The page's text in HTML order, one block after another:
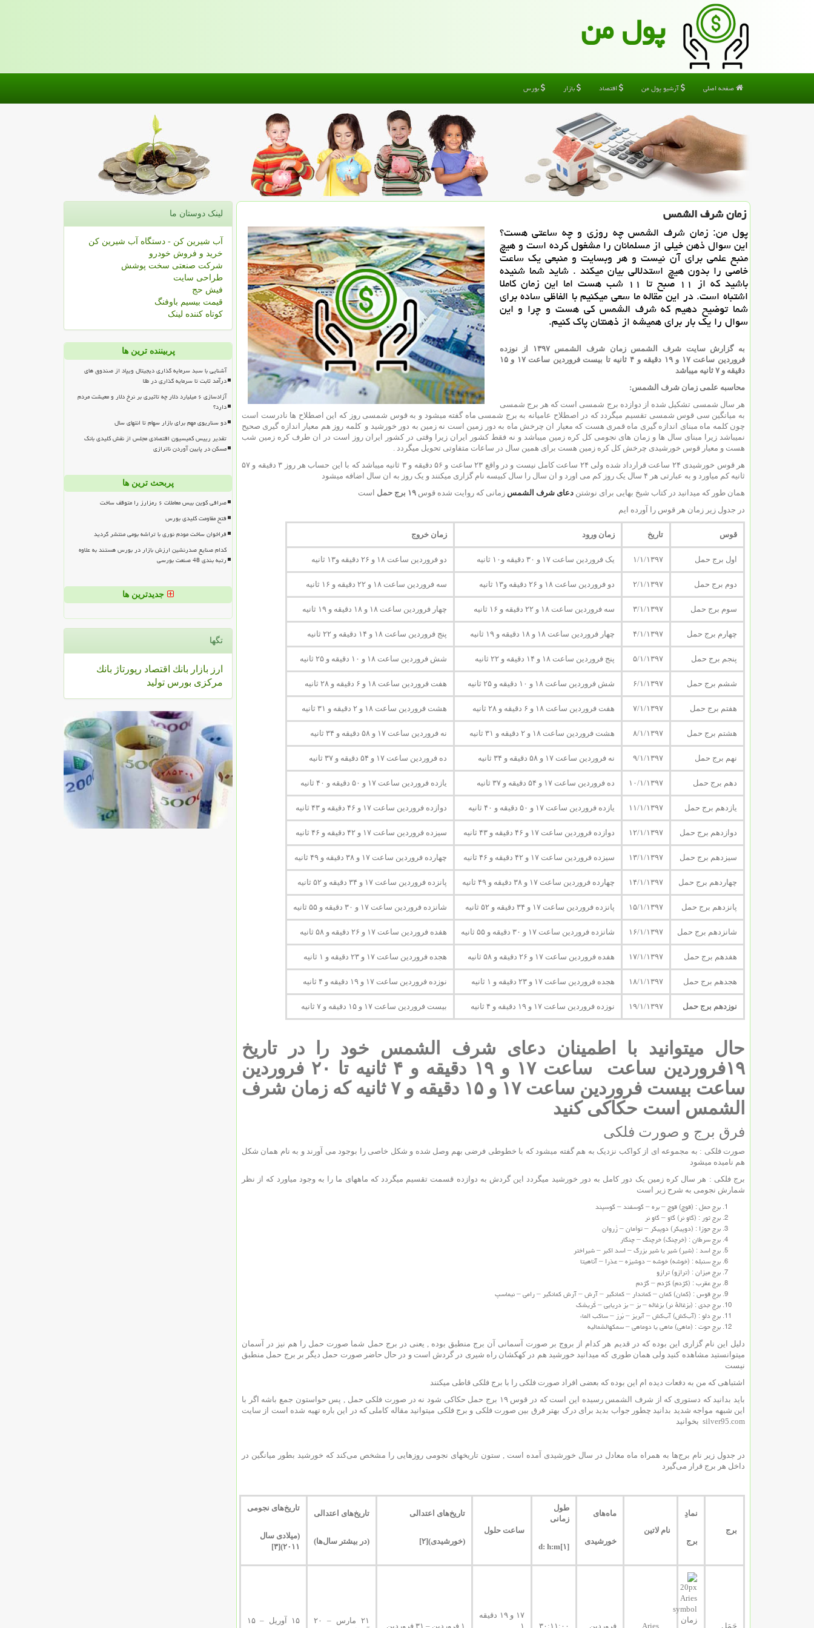
پول من
صفحه اصلی آرشیو پول من اقتصاد بازار بورس
زمان شرف الشمس
پول من: زمان شرف الشمس چه روزی و چه ساعتی هست؟
این سوال ذهن خیلی از مسلمانان را مشغول كرده است و هیچ
منبع علمی برای آن نیست و هر وبسایت و منبعی یك ساعت
خاصی را بدون هیچ استدلالی بیان میكند . شاید شما شنیده
باشید كه از ۱۱ صبح تا ۱۱ شب هست اما این زمان كاملا
اشتباه است. در این مقاله ما سعی میكنیم با الفاظی ساده برای
شما توضیح دهیم كه شرف الشمس كی هست و چرا و این
سوال را یك بار برای همیشه از ذهنتان پاك كنیم.
به گزارش سایت شرف الشمس زمان شرف الشمس ۱۳۹۷ از نوزده
فروردین ساعت ۱۷ و ۱۹ دقیقه و ۴ ثانیه تا بیست فروردین ساعت ۱۷ و ۱۵
دقیقه و ۷ ثانیه میباشد
محاسبه علمی زمان شرف الشمس:
هر سال شمسی تشکیل شده از دوازده برج شمسی است که هر برج شمسی
به میانگین سی قوس شمسی تقسیم میگردد که در اصطلاح عامیانه به برج شمسی ماه گفته میشود و به قوس شمسی روز که این اصطلاح ها نادرست است
چون کلمه ماه مبنای اندازه گیری ماه قمری هست که معیار ان چرخش ماه به دور زمین است نه زمین به دور خورشید و کلمه روز هم معیار اندازه گیری صحیح
نمیباشد زیرا مبنای سال ها و زمان های نجومی کل کره زمین میباشد و نه فقط کشور ایران زیرا وقتی در کشور ایران روز است در ان طرف کره زمین شب
هست و معیار قوس خورشیدی چرخش کل کره زمین هست برای همین سال در ساعات متفاوتی تحویل میگردد .
هر قوس خورشیدی ۲۴ ساعت قرارداد شده ولی ۲۴ ساعت کامل نیست و در واقع ۲۳ ساعت و ۵۶ دقیقه و ۳ ثانیه میباشد که با این حساب هر روز ۳ دقیقه و ۵۷
ثانیه کم میاورد و به عبارتی هر ۴ سال یک روز کم می اورد و ان سال را سال کبیسه نام گزاری میکنند و یک روز به ان سال اضافه میشود
همان طور که میدانید در کتاب شیخ بهایی برای نوشتن دعای شرف الشمس زمانی که روایت شده قوس ۱۹ برج حمل
است
در جدول زیر زمان هر قوس را آورده ایم
قوس تاریخ زمان ورود زمان خروج
اول برج حمل ۱/۱/۱۳۹۷ یک فروردین ساعت ۱۷ و ۳۰ دقیقه و۱۰ ثانیه دو فروردین ساعت ۱۸ و ۲۶ دقیقه و۱۳ ثانیه
دوم برج حمل ۲/۱/۱۳۹۷ دو فروردین ساعت ۱۸ و ۲۶ دقیقه و۱۳ ثانیه سه فروردین ساعت ۱۸ و ۲۲ دقیقه و ۱۶ ثانیه
سوم برج حمل ۳/۱/۱۳۹۷ سه فروردین ساعت ۱۸ و ۲۲ دقیقه و ۱۶ ثانیه چهار فروردین ساعت ۱۸ و ۱۸ دقیقه و ۱۹ ثانیه
چهارم برج حمل ۴/۱/۱۳۹۷ چهار فروردین ساعت ۱۸ و ۱۸ دقیقه و ۱۹ ثانیه پنج فروردین ساعت ۱۸ و ۱۴ دقیقه و ۲۲ ثانیه
پنجم برج حمل ۵/۱/۱۳۹۷ پنج فروردین ساعت ۱۸ و ۱۴ دقیقه و ۲۲ ثانیه شش فروردین ساعت ۱۸ و ۱۰ دقیقه و ۲۵ ثانیه
ششم برج حمل ۶/۱/۱۳۹۷ شش فروردین ساعت ۱۸ و ۱۰ دقیقه و ۲۵ ثانیه هفت فروردین ساعت ۱۸ و ۶ دقیقه و ۲۸ ثانیه
هفتم برج حمل ۷/۱/۱۳۹۷ هفت فروردین ساعت ۱۸ و ۶ دقیقه و ۲۸ ثانیه هشت فروردین ساعت ۱۸ و ۲ دقیقه و ۳۱ ثانیه
هشتم برج حمل ۸/۱/۱۳۹۷ هشت فروردین ساعت ۱۸ و ۲ دقیقه و ۳۱ ثانیه نه فروردین ساعت ۱۷ و ۵۸ دقیقه و ۳۴ ثانیه
نهم برج حمل ۹/۱/۱۳۹۷ نه فروردین ساعت ۱۷ و ۵۸ دقیقه و ۳۴ ثانیه ده فروردین ساعت ۱۷ و ۵۴ دقیقه و ۳۷ ثانیه
دهم برج حمل ۱۰/۱/۱۳۹۷ ده فروردین ساعت ۱۷ و ۵۴ دقیقه و ۳۷ ثانیه یازده فروردین ساعت ۱۷ و ۵۰ دقیقه و ۴۰ ثانیه
یازدهم برج حمل ۱۱/۱/۱۳۹۷ یازده فروردین ساعت ۱۷ و ۵۰ دقیقه و ۴۰ ثانیه دوازده فروردین ساعت ۱۷ و ۴۶ دقیقه و ۴۳ ثانیه
دوازدهم برج حمل ۱۲/۱/۱۳۹۷ دوازده فروردین ساعت ۱۷ و ۴۶ دقیقه و ۴۳ ثانیه سیزده فروردین ساعت ۱۷ و ۴۲ دقیقه و ۴۶ ثانیه
سیزدهم برج حمل ۱۳/۱/۱۳۹۷ سیزده فروردین ساعت ۱۷ و ۴۲ دقیقه و ۴۶ ثانیه چهارده فروردین ساعت ۱۷ و ۳۸ دقیقه و ۴۹ ثانیه
چهاردهم برج حمل ۱۴/۱/۱۳۹۷ چهارده فروردین ساعت ۱۷ و ۳۸ دقیقه و ۴۹ ثانیه پانزده فروردین ساعت ۱۷ و ۳۴ دقیقه و ۵۲ ثانیه
پانزدهم برج حمل ۱۵/۱/۱۳۹۷ پانزده فروردین ساعت ۱۷ و ۳۴ دقیقه و ۵۲ ثانیه شانزده فروردین ساعت ۱۷ و ۳۰ دقیقه و ۵۵ ثانیه
شانزدهم برج حمل ۱۶/۱/۱۳۹۷ شانزده فروردین ساعت ۱۷ و ۳۰ دقیقه و ۵۵ ثانیه هفده فروردین ساعت ۱۷ و ۲۶ دقیقه و ۵۸ ثانیه
هفدهم برج حمل ۱۷/۱/۱۳۹۷ هفده فروردین ساعت ۱۷ و ۲۶ دقیقه و ۵۸ ثانیه هجده فروردین ساعت ۱۷ و ۲۳ دقیقه و ۱ ثانیه
هجدهم برج حمل ۱۸/۱/۱۳۹۷ هجده فروردین ساعت ۱۷ و ۲۳ دقیقه و ۱ ثانیه نوزده فروردین ساعت ۱۷ و ۱۹ دقیقه و ۴ ثانیه
نوزدهم برج حمل ۱۹/۱/۱۳۹۷ نوزده فروردین ساعت ۱۷ و ۱۹ دقیقه و ۴ ثانیه بیست فروردین ساعت ۱۷ و ۱۵ دقیقه و ۷ ثانیه
حال میتوانید با اطمینان دعای شرف الشمس خود را در تاریخ
۱۹فروردین ساعت ساعت ۱۷ و ۱۹ دقیقه و ۴ ثانیه تا ۲۰ فروردین
ساعت بیست فروردین ساعت ۱۷ و ۱۵ دقیقه و ۷ ثانیه که زمان شرف
الشمس است حکاکی کنید
فرق برج و صورت فلکی
صورت فلکی : به مجموعه ای از کواکب نزدیک به هم گفته میشود که با خطوطی فرضی بهم وصل شده و شکل خاصی را بوجود می آورند و به نام همان شکل
هم نامیده میشود
برج فلکی : هر سال کره زمین یک دور کامل به دور خورشید میگردد این گردش به دوازده قسمت تقسیم میگردد که ماههای ما را به وجود میاورد که از نظر
شمارش نجومی به شرح زیر است
برج حمل : (قوچ) قوچ – بره – گوسفند – گوسپند
برج ثور : (گاو نر) گاو – گاو نر
برج جوزا : (دوپیکر) دوپیکر – توأمان – زُروان
برج سرطان : (خرچنگ) خرچنگ – چنگار
برج اسد : (شیر) شیر یا شیر بزرگ – اسد اکبر – شیراختر
برج سنبله : (خوشه) خوشه – دوشیزه – عذرا – آناهیتا
برج میزان : (ترازو) ترازو
برج عقرب : (کژدم) کژدم – گژدم
برج قوس : (کمان) کمان – کماندار – کمانگیر – آرش – آرش کمانگیر – رامی – نیماسپ
برج جدی : (بزغالهٔ نر) بزغاله – بز – بز دریایی – کُریشک
برج دلو : (آب‌کش) آب‌کش – آبریز – بُرز – ساکب الماء
برج حوت : (ماهی) ماهی یا دوماهی – سمکهالشمالیه
دلیل این نام گزاری این بوده که در قدیم هر کدام از بروج بر صورت آسمانی آن برج منطبق بوده , یعنی در برج حمل شما صورت حمل را هم نیز در آسمان
میتوانستید مشاهده کنید ولی همان طوری که میدانید خورشید هم در کهکشان راه شیری در گردش است و در حال حاضر صورت حمل دیگر بر برج حمل منطبق
نیست
اشتباهی که من به دفعات دیده ام این بوده که بعضی افراد صورت فلکی را با برج فلکی قاطی میکنند
باید بدانید که دستوری که از شرف الشمس رسیده این است که در قوس ۱۹ برج حمل حکاکی شود نه در صورت فلکی حمل , پس حواستون جمع باشه اگر با
این شبهه مواجه شدید بدانید چطور جواب بدید برای درک بهتر فرق بین صورت فلکی و برج فلکی میتوانید مقاله کاملی که در این باره تهیه شده است از سایت
silver95.com بخوانید
در جدول زیر نام برج‌ها به همراه ماه معادل در سال خورشیدی آمده است , ستون تاریخهای نجومی روزهایی را مشخص می‌کند که خورشید بطور میانگین در
داخل هر برج قرار می‌گیرد
برج
نمادِ
برج
نام لاتین
ماه‌های
خورشیدی
طول
زمانی
[۱]d: h:m
ساعت حلول
تاریخ‌های اعتدالی
(خورشیدی)[۲]
تاریخ‌های اعتدالی
(در بیشتر سال‌ها)
تاریخ‌های نجومی
(میلادی سال
۲۰۱۱)[۳]
حَمَل Aries فروردین ۳۰:۱۱:۰۰
۱۷ و ۱۹ دقیقه
۱
۱ فروردین – ۳۱ فروردین
۲۱ مارس – ۲۰
۱۵ آوریل – ۱۵
لینک دوستان ما
آب شیرین کن - دستگاه آب شیرین کن
خرید و فروش خودرو
شرکت صنعتی سخت پوشش
طراحی سایت
فیش حج
قیمت بیسیم باوفنگ
کوتاه کننده لینک
پربیننده ترین ها
آشنایی با سبد سرمایه گذاری دیجیتال ویپاد از صندوق های
درآمد ثابت تا سرمایه گذاری در طلا
آزادسازی ۶ میلیارد دلار چه تاثیری بر نرخ دلار و معیشت مردم
دارد؟
دو سناریوی مهم برای بازار سهام تا انتهای سال
تقدیر رییس کمیسیون اقتصادی مجلس از نقش کلیدی بانک
مسکن در پایین آوردن ناترازی
پربحث ترین ها
صرافی کوین بیس معاملات ۶ رمزارز را متوقف ساخت
فتح مقاومت کلیدی بورس
فراخوان ساخت مودم نوری با تراشه بومی منتشر گردید
کدام صنایع صدرنشین ارزش بازار در بورس هستند به علاوه
رتبه بندی 48 صنعت بورسی
جدیدترین ها
تگها
ارز بازار بانك اقتصاد رپورتاژ بانك
مركزی بورس تولید